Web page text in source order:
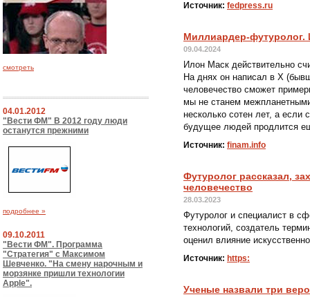
смотреть
04.01.2012
"Вести ФМ" В 2012 году люди
останутся прежними
подробнее »
09.10.2011
"Вести ФМ". Программа
"Стратегия" с Максимом
Шевченко. "На смену нарочным и
морзянке пришли технологии
Apple".
Источник: fedpress.ru
Миллиардер-футуролог.
09.04.2024
Илон Маск действительно
На днях он написал в X
человечество сможет
мы не станем
несколько сотен лет, а
будущее людей продлится
Источник: finam.info
Футуролог рассказал,
человечество
28.03.2023
Футуролог и специалист в
технологий, создатель
оценил влияние
Источник: https:
Ученые назвали три